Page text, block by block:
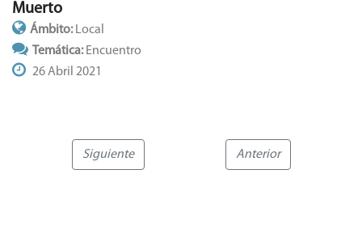
Muerto
Ámbito:Local
Temática:Encuentro
26 Abril 2021
Siguiente Anterior